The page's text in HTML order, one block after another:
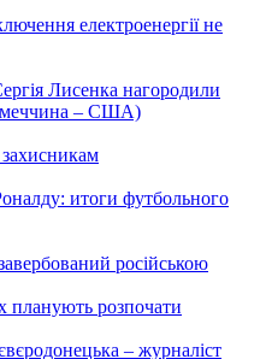
електроенергії не
Лисенка нагородили
– США)
итоги футбольного
російською
планують розпочати
– журналіст